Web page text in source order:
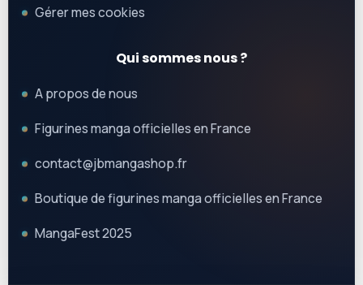
Gérer mes cookies
Qui sommes nous ?
A propos de nous
Figurines manga officielles en France
contact@jbmangashop.fr
Boutique de figurines manga officielles en France
MangaFest 2025